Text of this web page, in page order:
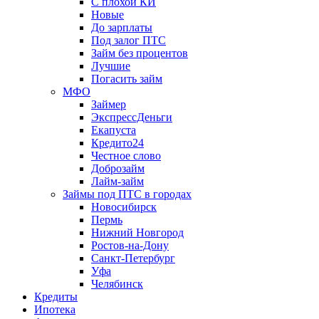
Новые
До зарплаты
Под залог ПТС
Займ без процентов
Лучшие
Погасить займ
МФО
Займер
ЭкспрессДеньги
Екапуста
Кредито24
Честное слово
Доброзайм
Лайм-займ
Займы под ПТС в городах
Новосибирск
Пермь
Нижний Новгород
Ростов-на-Дону
Санкт-Петербург
Уфа
Челябинск
Кредиты
Ипотека